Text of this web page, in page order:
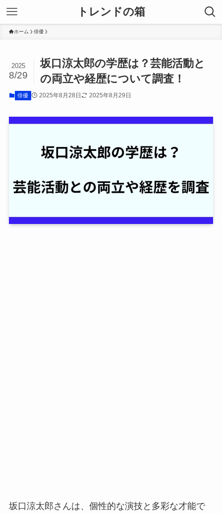
トレンドの箱
ホーム 俳優
坂口涼太郎の学歴は？芸能活動と
の両立や経歴について調査！
2025
8/29
俳優 2025年8月28日 2025年8月29日
坂口涼太郎さんは、個性的な演技と多彩な才能で